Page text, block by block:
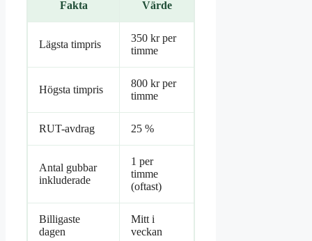
Fakta Värde
Lägsta timpris
350 kr per
timme
Högsta timpris
800 kr per
timme
RUT-avdrag 25 %
Antal gubbar
inkluderade
1 per
timme
(oftast)
Billigaste
dagen
Mitt i
veckan